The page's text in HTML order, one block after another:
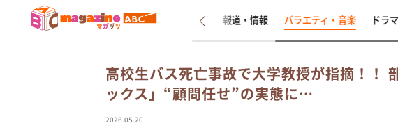
新着 インタビュー 報道・情報 バラエティ・音楽 ドラ
高校生バス死亡事故で大学教授が指摘！！
ックス」“顧問任せ”の実態に…
2026.05.20